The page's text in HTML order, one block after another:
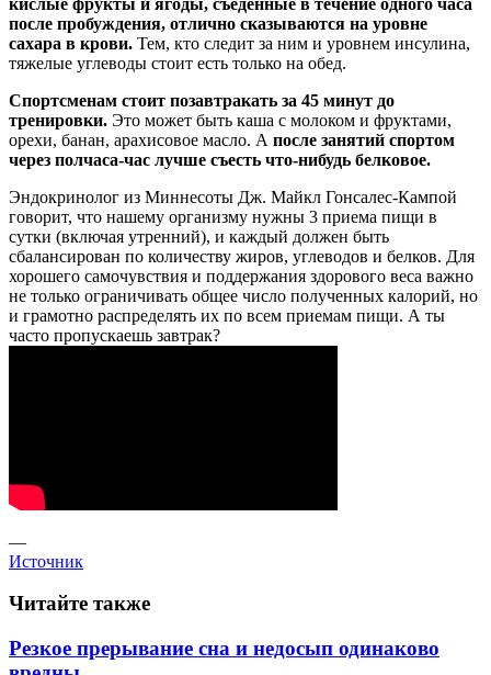
после пробуждения, отлично сказываются на уровне
сахара в крови. Тем, кто следит за ним и уровнем инсулина,
тяжелые углеводы стоит есть только на обед.
Спортсменам стоит позавтракать за 45 минут до
тренировки. Это может быть каша с молоком и фруктами,
орехи, банан, арахисовое масло. А после занятий спортом
через полчаса-час лучше съесть что-нибудь белковое.
Эндокринолог из Миннесоты Дж. Майкл Гонсалес-Кампой
говорит, что нашему организму нужны 3 приема пищи в
сутки (включая утренний), и каждый должен быть
сбалансирован по количеству жиров, углеводов и белков. Для
хорошего самочувствия и поддержания здорового веса важно
не только ограничивать общее число полученных калорий, но
и грамотно распределять их по всем приемам пищи. А ты
часто пропускаешь завтрак?
—
Источник
Читайте также
Резкое прерывание сна и недосып одинаково